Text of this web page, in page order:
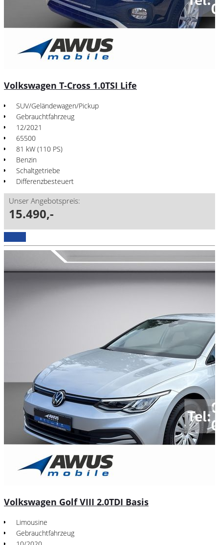
Volkswagen T-Cross 1.0TSI Life
SUV/Geländewagen/Pickup
Gebrauchtfahrzeug
12/2021
65500
81 kW (110 PS)
Benzin
Schaltgetriebe
Differenzbesteuert
Unser Angebotspreis:
15.490,-
Volkswagen Golf VIII 2.0TDI Basis
Limousine
Gebrauchtfahrzeug